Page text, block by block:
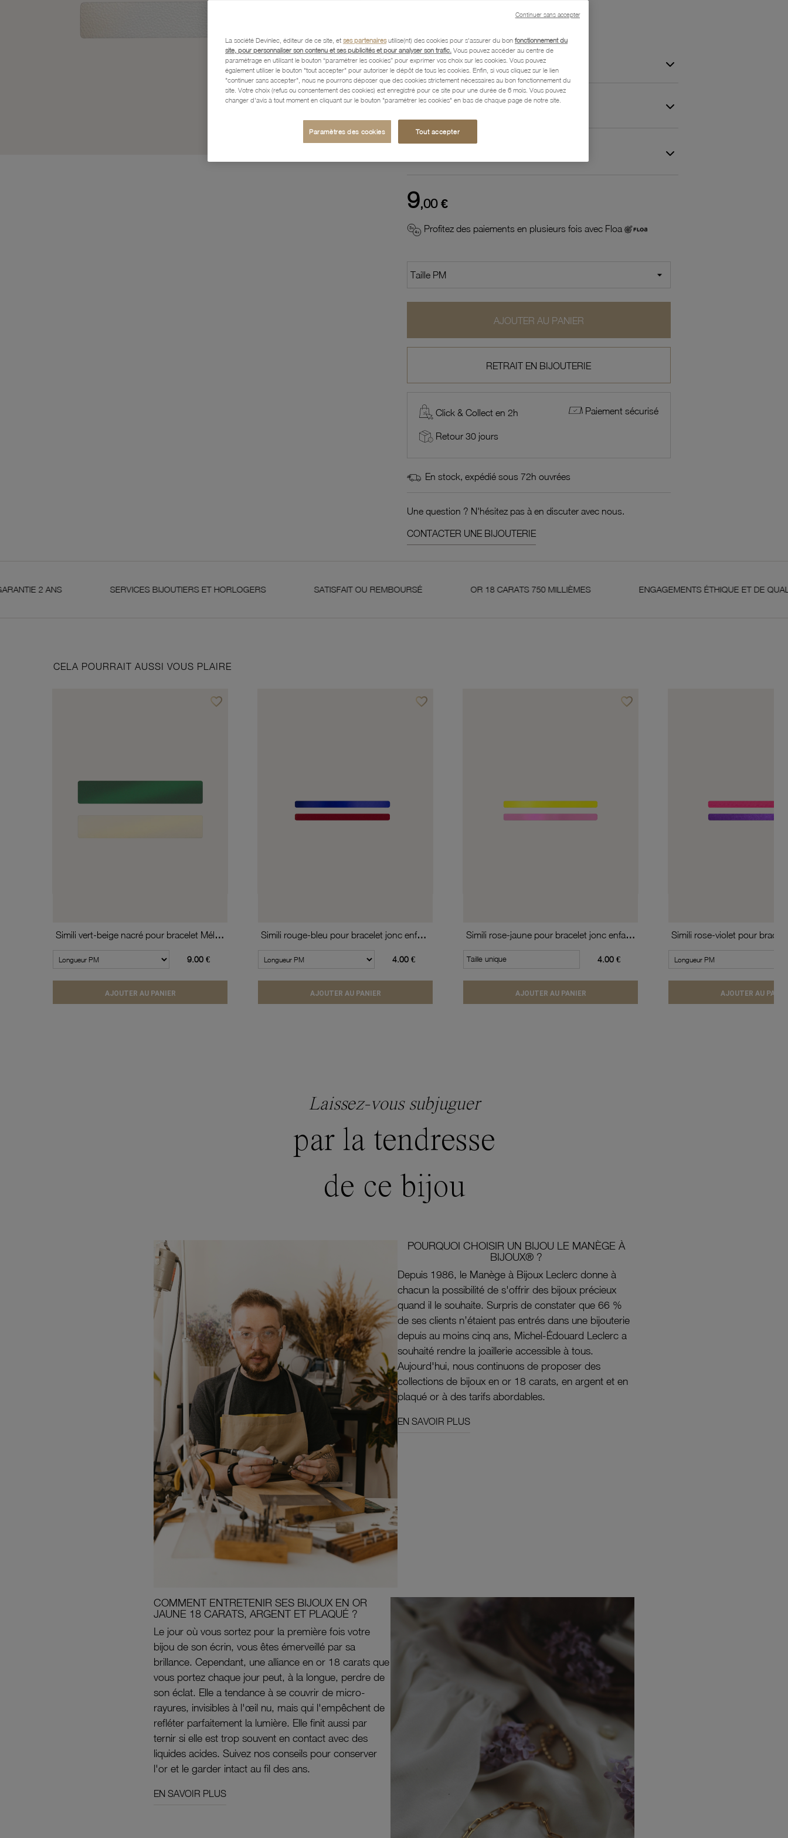
Description
Caractéristiques détaillées
9,00 €
Profitez des paiements en plusieurs fois avec Floa
AJOUTER AU PANIER
RETRAIT EN BIJOUTERIE
Click & Collect en 2h Paiement sécurisé
Retour 30 jours
En stock, expédié sous 72h ouvrées
Une question ? N'hésitez pas à en discuter avec nous.
CONTACTER UNE BIJOUTERIE
SERVICES BIJOUTIERS ET HORLOGERS SATISFAIT OU REMBOURSÉ OR 18 CARATS 750 MILLIÈMES ENGAGEMENTS ÉTHIQUE ET DE QUALITÉ
CELA POURRAIT AUSSI VOUS PLAIRE
favorite_borderAjouter à vos favoris
Simili vert-beige nacré pour bracelet Méli Versa 30mm
9.00 €
AJOUTER AU PANIER
favorite_borderAjouter à vos favoris
Simili rouge-bleu pour bracelet jonc enfant Méli Versa, 10mm
4.00 €
AJOUTER AU PANIER
favorite_borderAjouter à vos favoris
Simili rose-jaune pour bracelet jonc enfant Méli Versa
Taille unique 4.00 €
AJOUTER AU PANIER AJOUTER AU
Laissez-vous subjuguer
par la tendresse
de ce bijou
POURQUOI CHOISIR UN BIJOU LE MANÈGE À
BIJOUX® ?
Depuis 1986, le Manège à Bijoux Leclerc donne à
chacun la possibilité de s'offrir des bijoux précieux
quand il le souhaite. Surpris de constater que 66 %
de ses clients n’étaient pas entrés dans une bijouterie
depuis au moins cinq ans, Michel-Édouard Leclerc a
souhaité rendre la joaillerie accessible à tous.
Aujourd'hui, nous continuons de proposer des
collections de bijoux en or 18 carats, en argent et en
plaqué or à des tarifs abordables.
EN SAVOIR PLUS
COMMENT ENTRETENIR SES BIJOUX EN OR
JAUNE 18 CARATS, ARGENT ET PLAQUÉ ?
Le jour où vous sortez pour la première fois votre
bijou de son écrin, vous êtes émerveillé par sa
brillance. Cependant, une alliance en or 18 carats que
vous portez chaque jour peut, à la longue, perdre de
son éclat. Elle a tendance à se couvrir de micro-
rayures, invisibles à l'œil nu, mais qui l'empêchent de
refléter parfaitement la lumière. Elle finit aussi par
ternir si elle est trop souvent en contact avec des
liquides acides. Suivez nos conseils pour conserver
l'or et le garder intact au fil des ans.
EN SAVOIR PLUS
La société Devinlec, éditeur de ce site, et ses partenairesutilise(nt) des cookies pour s'assurer du bon fonctionnement du
site, pour personnaliser son contenu et ses publicités et pour analyser son trafic. Vous pouvez accéder au centre de
paramétrage en utilisant le bouton “paramétrer les cookies” pour exprimer vos choix sur les cookies. Vous pouvez
également utiliser le bouton "tout accepter" pour autoriser le dépôt de tous les cookies. Enfin, si vous cliquez sur le lien
"continuer sans accepter", nous ne pourrons déposer que des cookies strictement nécessaires au bon fonctionnement du
site. Votre choix (refus ou consentement des cookies) est enregistré pour ce site pour une durée de 6 mois. Vous pouvez
changer d'avis à tout moment en cliquant sur le bouton "paramétrer les cookies" en bas de chaque page de notre site.
Paramètres des cookies Tout accepter
Continuer sans accepter